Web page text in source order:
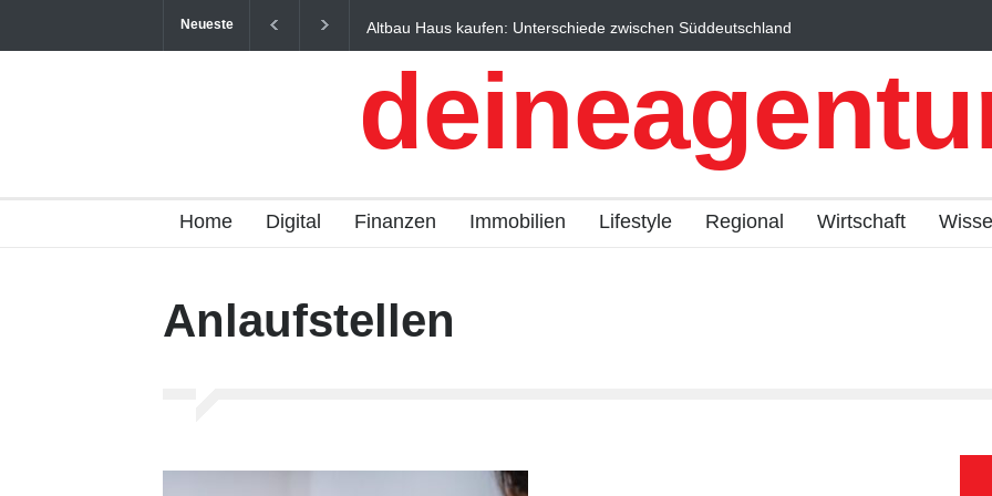
Neueste
Altbau Haus kaufen: Unterschiede zwischen Süddeutschland
und Österreich einfach erklärt
Wintersportorte als
Qualitätstourismus
Home Digital Finanzen Immobilien Lifestyle Regional Wirtschaft
Anlaufstellen